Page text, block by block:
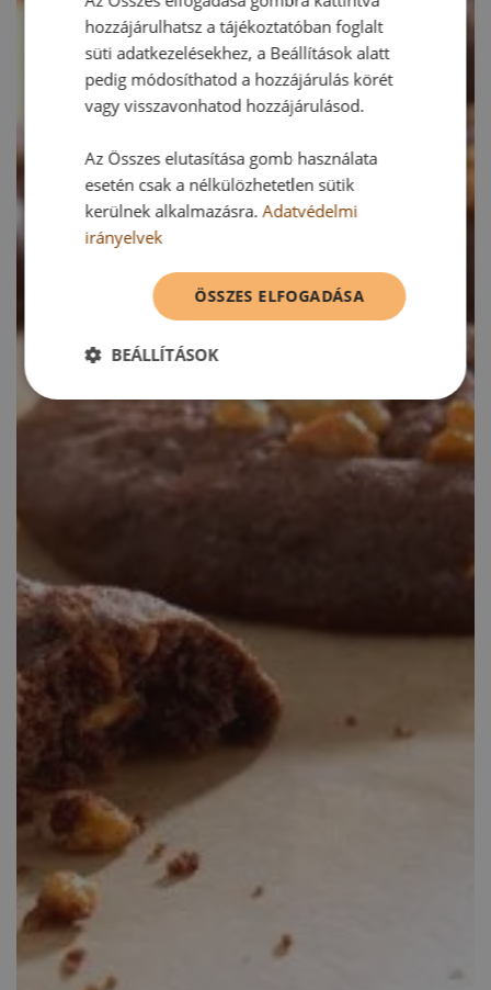
hozzájárulhatsz a tájékoztatóban foglalt
süti adatkezelésekhez, a Beállítások alatt
pedig módosíthatod a hozzájárulás körét
vagy visszavonhatod hozzájárulásod.
Az Összes elutasítása gomb használata
esetén csak a nélkülözhetetlen sütik
kerülnek alkalmazásra.Adatvédelmi
irányelvek
ÖSSZES ELFOGADÁSA
BEÁLLÍTÁSOK